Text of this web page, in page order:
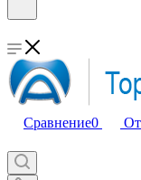
Сравнение0